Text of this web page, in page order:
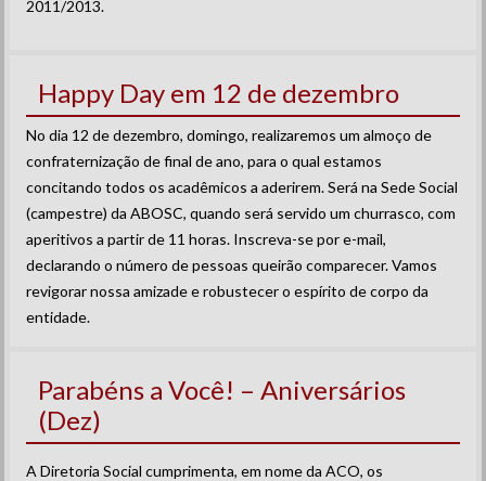
2011/2013.
Happy Day em 12 de dezembro
No dia 12 de dezembro, domingo, realizaremos um almoço de
confraternização de final de ano, para o qual estamos
concitando todos os acadêmicos a aderirem. Será na Sede Social
(campestre) da ABOSC, quando será servido um churrasco, com
aperitivos a partir de 11 horas. Inscreva-se por e-mail,
declarando o número de pessoas queirão comparecer. Vamos
revigorar nossa amizade e robustecer o espírito de corpo da
entidade.
Parabéns a Você! – Aniversários
(Dez)
A Diretoria Social cumprimenta, em nome da ACO, os